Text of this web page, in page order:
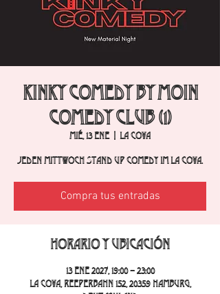
Kinky Comedy by Moin
Comedy Club (1)
mié, 13 ene
  |
La Cova
Jeden Mittwoch Stand Up Comedy im La Cova.
Compra tus entradas
Horario y ubicación
13 ene 2027, 19:00 – 23:00
La Cova, Reeperbahn 152, 20359 Hamburg,